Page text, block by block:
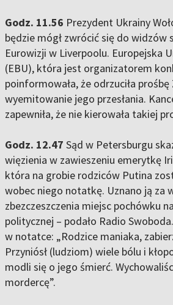
Godz. 11.56 Prezydent Ukrainy
będzie mógł zwrócić się do widzów
Eurowizji w Liverpoolu. Europejska
(EBU), która jest organizatorem
poinformowała, że odrzuciła prośbę
wyemitowanie jego przesłania.
zapewniła, że nie kierowała takiej
Godz. 12.47 Sąd w Petersburgu
więzienia w zawieszeniu emerytkę
która na grobie rodziców Putina
wobec niego notatkę. Uznano ją za
zbezczeszczenia miejsc pochówku
politycznej – podało Radio
w notatce: „Rodzice maniaka,
Przyniósł (ludziom) wiele bólu i
modli się o jego śmierć.
mordercę”.